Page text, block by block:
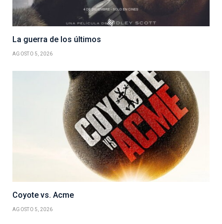
La guerra de los últimos
AGOSTO 5, 2026
Coyote vs. Acme
AGOSTO 5, 2026